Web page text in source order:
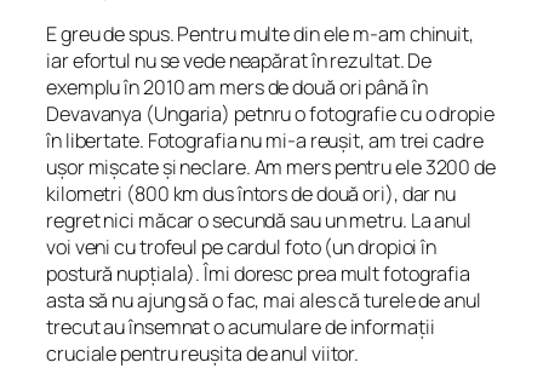
E greu de spus. Pentru multe din ele m-am chinuit,
iar efortul nu se vede neapărat în rezultat. De
exemplu în 2010 am mers de două ori până în
Devavanya (Ungaria) petnru o fotografie cu o dropie
în libertate. Fotografia nu mi-a reușit, am trei cadre
ușor mișcateși neclare. Am mers pentru ele 3200 de
kilometri (800 km dus întors de două ori), dar nu
regret nici măcar o secundă sau un metru. La anul
voi veni cu trofeul pe cardul foto (un dropioi în
postură nupțiala). Îmi doresc prea mult fotografia
asta să nu ajung să o fac, mai ales că turele de anul
trecut au însemnat o acumulare de informații
cruciale pentru reușita de anul viitor.